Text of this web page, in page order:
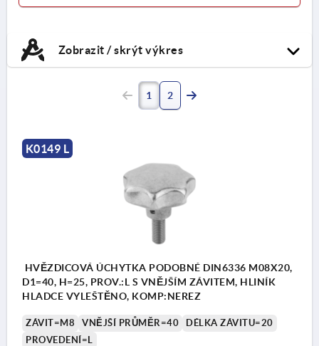
Zobrazit / skrýt výkres
1 2
K0149 L
HVĚZDICOVÁ ÚCHYTKA PODOBNÉ DIN6336 M08X20,
D1=40, H=25, PROV.:L S VNĚJŠÍM ZÁVITEM, HLINÍK
HLADCE VYLEŠTĚNO, KOMP:NEREZ
ZÁVIT=M8 VNĚJŠÍ PRŮMĚR=40
DÉLKA ZÁVITU=20
PROVEDENÍ=L